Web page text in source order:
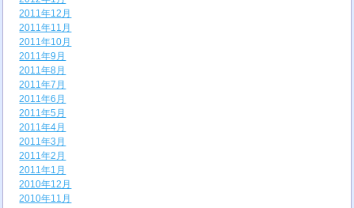
2011年12月
2011年11月
2011年10月
2011年9月
2011年8月
2011年7月
2011年6月
2011年5月
2011年4月
2011年3月
2011年2月
2011年1月
2010年12月
2010年11月